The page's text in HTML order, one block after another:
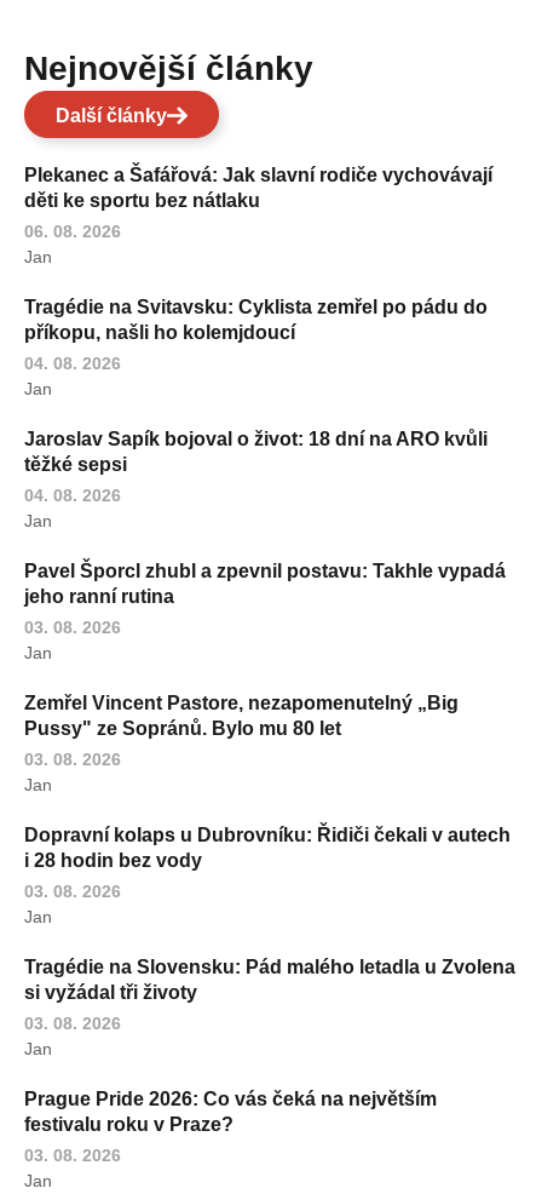
Nejnovější články
Další články
Plekanec a Šafářová: Jak slavní rodiče vychovávají
děti ke sportu bez nátlaku
06. 08. 2026
Jan
Tragédie na Svitavsku: Cyklista zemřel po pádu do
příkopu, našli ho kolemjdoucí
04. 08. 2026
Jan
Jaroslav Sapík bojoval o život: 18 dní na ARO kvůli
těžké sepsi
04. 08. 2026
Jan
Pavel Šporcl zhubl a zpevnil postavu: Takhle vypadá
jeho ranní rutina
03. 08. 2026
Jan
Zemřel Vincent Pastore, nezapomenutelný „Big
Pussy" ze Sopránů. Bylo mu 80 let
03. 08. 2026
Jan
Dopravní kolaps u Dubrovníku: Řidiči čekali v autech
i 28 hodin bez vody
03. 08. 2026
Jan
Tragédie na Slovensku: Pád malého letadla u Zvolena
si vyžádal tři životy
03. 08. 2026
Jan
Prague Pride 2026: Co vás čeká na největším
festivalu roku v Praze?
03. 08. 2026
Jan